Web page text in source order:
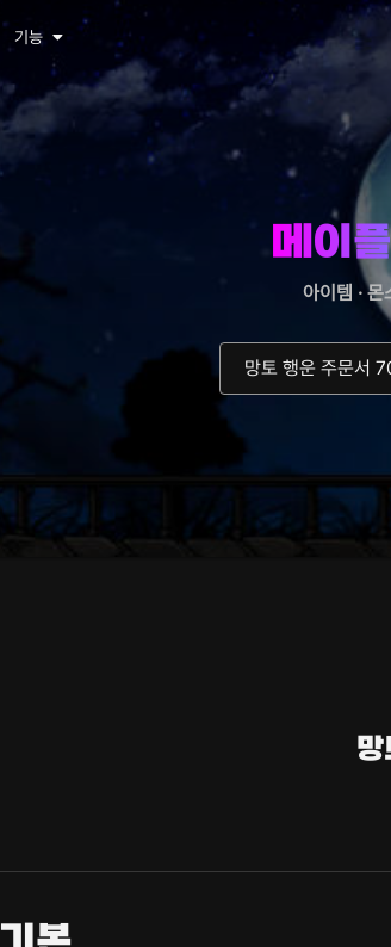
기능
메이
아이템 · 몬